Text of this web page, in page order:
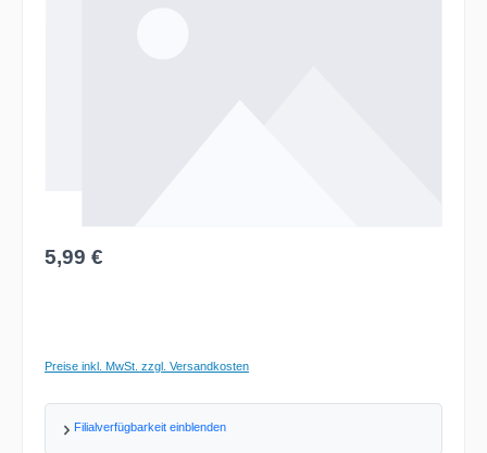
Regulärer Preis:
5,99 €
Preise inkl. MwSt. zzgl. Versandkosten
Filialverfügbarkeit einblenden